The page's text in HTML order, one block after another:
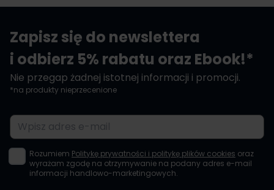
Zapisz się do newslettera
i odbierz 5% rabatu oraz Ebook!*
Nie przegap żadnej istotnej informacji i promocji.
*na produkty nieprzecenione
Adres e-mail
Rozumiem Politykę prywatności i politykę plików cookies oraz
wyrażam zgodę na otrzymywanie na podany adres e-mail
informacji handlowo-marketingowych.